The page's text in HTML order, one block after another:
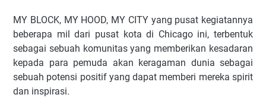
MY BLOCK, MY HOOD, MY CITY yang pusat kegiatannya
beberapa mil dari pusat kota di Chicago ini, terbentuk
sebagai sebuah komunitas yang memberikan kesadaran
kepada para pemuda akan keragaman dunia sebagai
sebuah potensi positif yang dapat memberi mereka spirit
dan inspirasi.